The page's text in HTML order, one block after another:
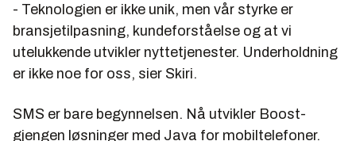
- Teknologien er ikke unik, men vår styrke er
bransjetilpasning, kundeforståelse og at vi
utelukkende utvikler nyttetjenester. Underholdning
er ikke noe for oss, sier Skiri.
SMS er bare begynnelsen. Nå utvikler Boost-
gjengen løsninger med Java for mobiltelefoner.